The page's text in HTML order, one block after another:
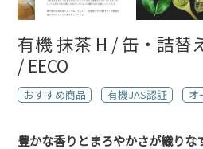
有機 抹茶 H / 缶・詰替
/ EECO
おすすめ商品 有機JAS認証 オ
豊かな香りとまろやかさが織りな